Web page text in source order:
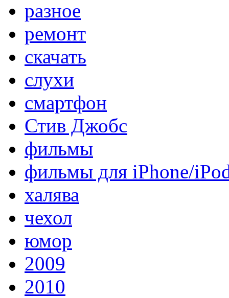
разное
ремонт
скачать
слухи
смартфон
Стив Джобс
фильмы
фильмы для iPhone/
халява
чехол
юмор
2009
2010